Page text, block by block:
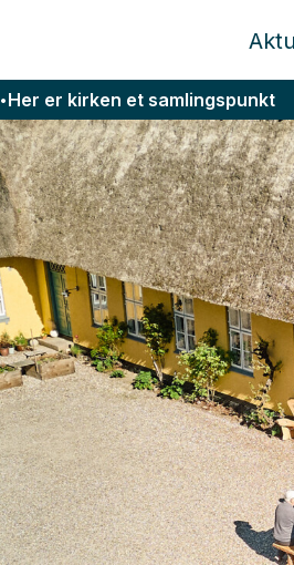
•Her er kirken et samlingspunkt